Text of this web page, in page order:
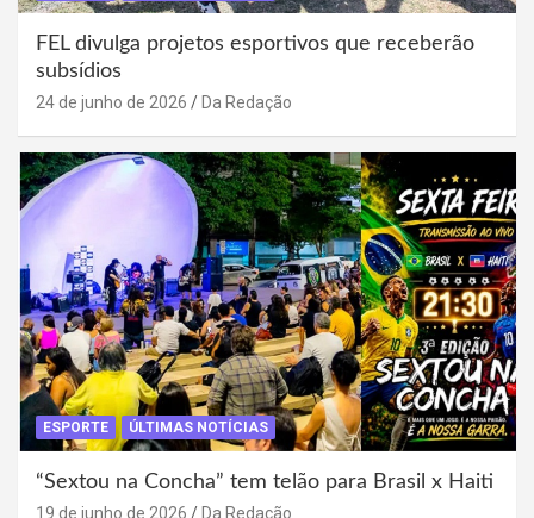
FEL divulga projetos esportivos que receberão
subsídios
24 de junho de 2026 Da Redação
ESPORTE ÚLTIMAS NOTÍCIAS
“Sextou na Concha” tem telão para Brasil x Haiti
19 de junho de 2026 Da Redação